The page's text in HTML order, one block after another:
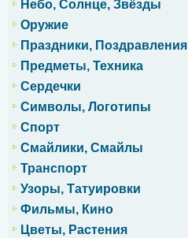
Небо, Солнце, Звёзды
Оружие
Праздники, Поздравления
Предметы, Техника
Сердечки
Символы, Логотипы
Спорт
Смайлики, Смайлы
Транспорт
Узоры, Татуировки
Фильмы, Кино
Цветы, Растения